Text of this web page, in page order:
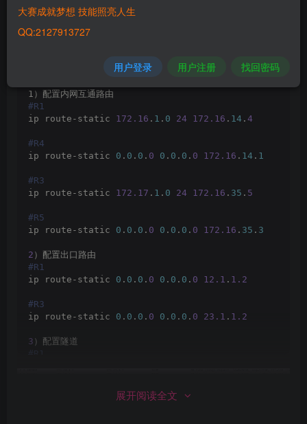
1）配置内网互通路由
#R1
ip route-static 172.16 . 1 . 0 24 172.16 . 14 . 4
#R4
ip route-static 0 . 0 . 0 . 0 0 . 0 . 0 . 0 172.16 . 14 . 1
#R3
ip route-static 172.17 . 1 . 0 24 172.16 . 35 . 5
#R5
ip route-static 0 . 0 . 0 . 0 0 . 0 . 0 . 0 172.16 . 35 . 3
2 ）配置出口路由
#R1
ip route-static 0 . 0 . 0 . 0 0 . 0 . 0 . 0 12.1 . 1.2
#R3
ip route-static 0 . 0 . 0 . 0 0 . 0 . 0 . 0 23.1 . 1.2
3 ）配置隧道
tunnel-protocol gre展开阅读全文
大赛成就梦想 技能照亮人生
QQ:2127913727
用户登录 用户注册 找回密码